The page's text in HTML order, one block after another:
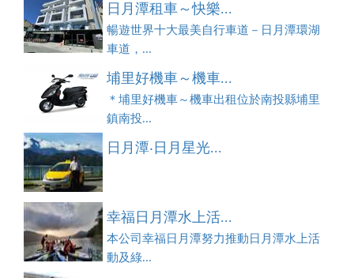
日月潭租車～快樂...
暢遊世界十大最美自行車道－日月潭環湖
車道，...
埔里好機車～機車...
＊埔里好機車～機車出租位於南投縣埔里
鎮南投...
日月潭‧日月星光...
幸福日月潭水上活...
本公司幸福日月潭努力推動日月潭水上活
動及綠...